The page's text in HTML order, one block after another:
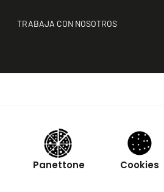
TRABAJA CON NOSOTROS
Panettone Cookies